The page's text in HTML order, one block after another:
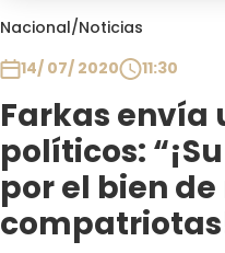
Nacional/Noticias
14/ 07/ 2020
11:30
Farkas envía
políticos:
por el bien
Club De La Comedia
Plan Perfecto
El Tiempo
Sabingo
Todos Los